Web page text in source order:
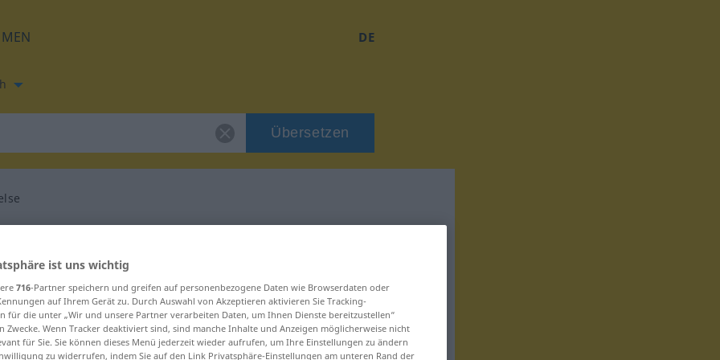
DE
Übersetzen
für "opprinnelse"
ist uns wichtig
716-Partner speichern und greifen auf personenbezogene Daten wie Browserdaten oder
auf Ihrem Gerät zu. Durch Auswahl von Akzeptieren aktivieren Sie Tracking-
für die unter „Wir und unsere Partner verarbeiten Daten, um Ihnen Dienste bereitzustellen“
Zwecke. Wenn Tracker deaktiviert sind, sind manche Inhalte und Anzeigen möglicherweise nicht
für Sie. Sie können dieses Menü jederzeit wieder aufrufen, um Ihre Einstellungen zu ändern
zu widerrufen, indem Sie auf den Link Privatsphäre-Einstellungen am unteren Rand der